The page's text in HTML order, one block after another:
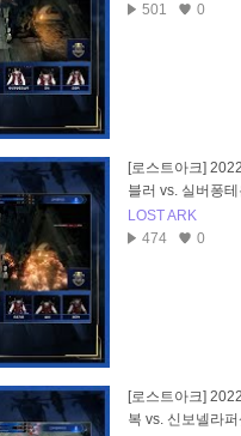
501
0
[로스트아크]
블러 vs. 실버퐁테
LOST ARK
474
0
[로스트아크]
복 vs. 신보넬라